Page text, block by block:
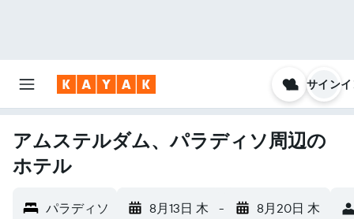
サイン
アムステルダム、パラディソ周辺の
ホテル
パラディソ 8月13日 木 - 8月20日 木